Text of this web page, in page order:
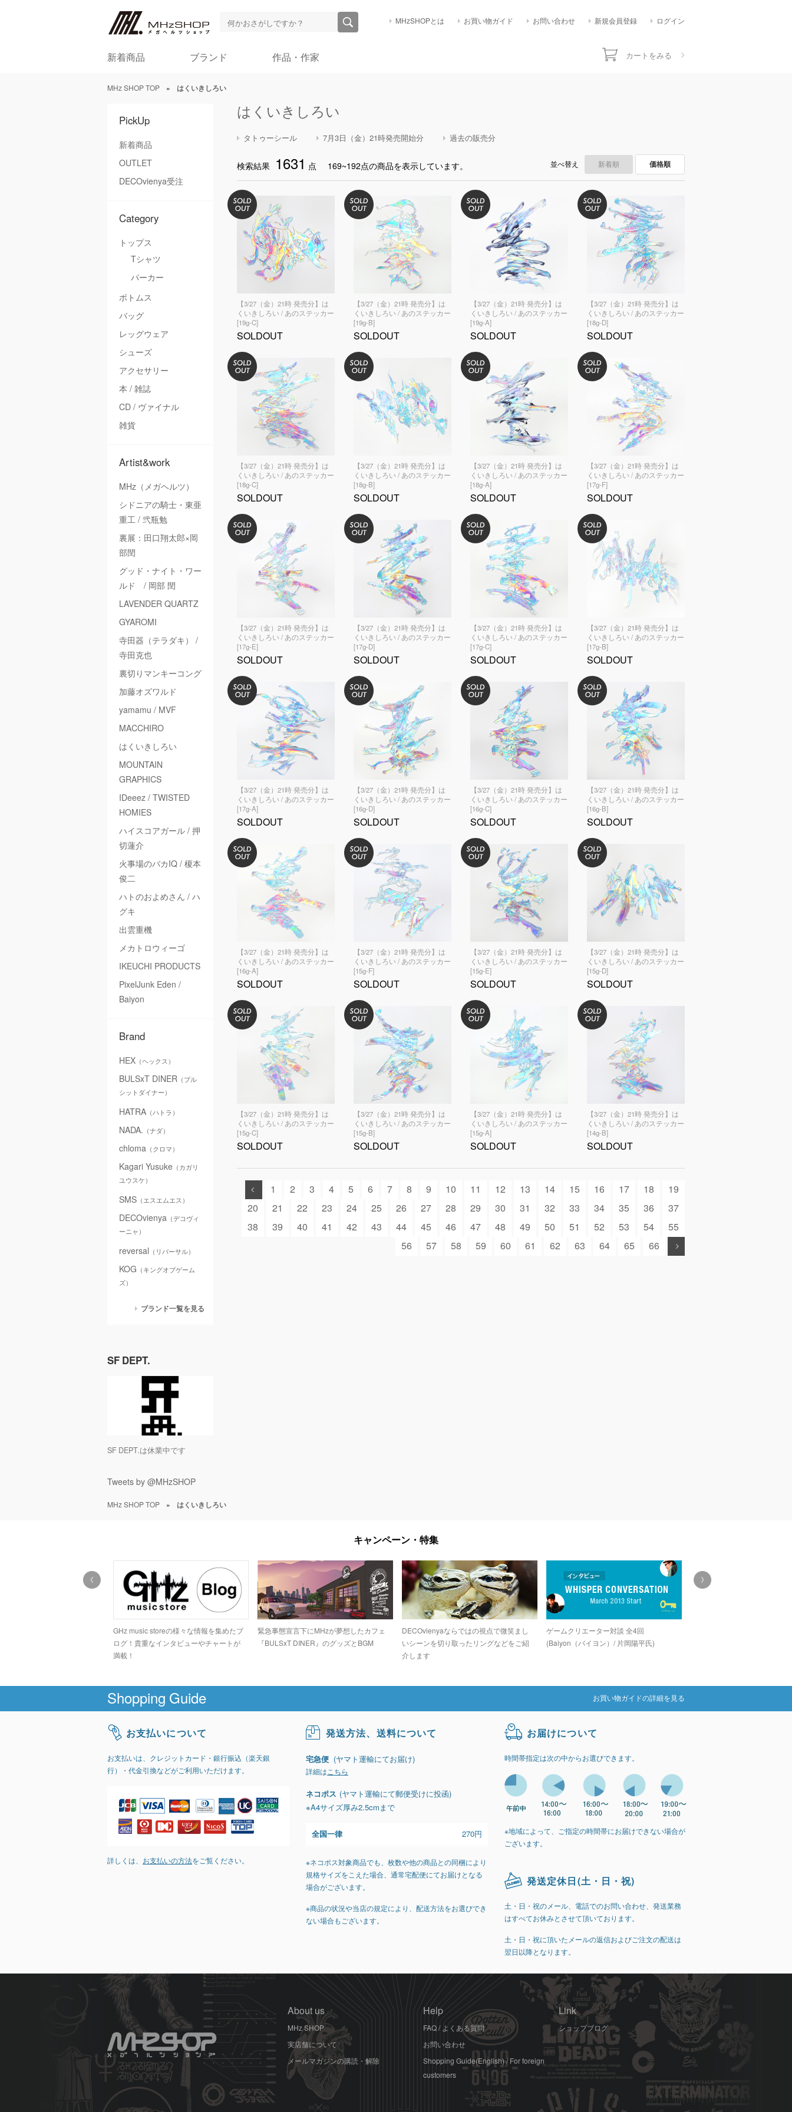
MHzSHOPとは お買い物ガイド お問い合わせ 新規会員登録 ログイン
新着商品 ブランド 作品・作家 カートをみる
MHz SHOP TOP » はくいきしろい
PickUp
新着商品
OUTLET
DECOvienya受注
Category
トップス
Tシャツ
パーカー
ボトムス
バッグ
レッグウェア
シューズ
アクセサリー
本 / 雑誌
CD / ヴァイナル
雑貨
Artist&work
MHz（メガヘルツ）
シドニアの騎士・東亜
重工 / 弐瓶勉
裏展：田口翔太郎×岡
部閏
グッド・ナイト・ワー
ルド / 岡部 閏
LAVENDER QUARTZ
GYAROMI
寺田器（テラダキ） /
寺田克也
裏切りマンキーコング
加藤オズワルド
yamamu / MVF
MACCHIRO
はくいきしろい
MOUNTAIN
GRAPHICS
IDeeez / TWISTED
HOMIES
ハイスコアガール / 押
切蓮介
火事場のバカIQ / 榎本
俊二
ハトのおよめさん / ハ
グキ
出雲重機
メカトロウィーゴ
IKEUCHI PRODUCTS
PixelJunk Eden /
Baiyon
Brand
HEX （ヘックス）
BULSxT DINER （ブル
シットダイナー）
HATRA （ハトラ）
NADA. （ナダ）
chloma （クロマ）
Kagari Yusuke （カガリ
ユウスケ）
SMS （エスエムエス）
DECOvienya （デコヴィ
ーニャ）
reversal （リバーサル）
KOG （キングオブゲーム
ズ）
ブランド一覧を見る
SF DEPT.
SF DEPT.は休業中です
Tweets by @MHzSHOP
はくいきしろい
タトゥーシール 7月3日（金）21時発売開始分 過去の販売分
検索結果 1631 点 169~192点の商品を表示しています。 並べ替え 新着順 価格順
【3/27（金）21時 発売分】は
くいきしろい / あのステッカー
[19g-C]
SOLDOUT
【3/27（金）21時 発売分】は
くいきしろい / あのステッカー
[19g-B]
SOLDOUT
【3/27（金）21時 発売分】は
くいきしろい / あのステッカー
[19g-A]
SOLDOUT
【3/27（金）21時 発売分】は
くいきしろい / あのステッカー
[18g-D]
SOLDOUT
【3/27（金）21時 発売分】は
くいきしろい / あのステッカー
[18g-C]
SOLDOUT
【3/27（金）21時 発売分】は
くいきしろい / あのステッカー
[18g-B]
SOLDOUT
【3/27（金）21時 発売分】は
くいきしろい / あのステッカー
[18g-A]
SOLDOUT
【3/27（金）21時 発売分】は
くいきしろい / あのステッカー
[17g-F]
SOLDOUT
【3/27（金）21時 発売分】は
くいきしろい / あのステッカー
[17g-E]
SOLDOUT
【3/27（金）21時 発売分】は
くいきしろい / あのステッカー
[17g-D]
SOLDOUT
【3/27（金）21時 発売分】は
くいきしろい / あのステッカー
[17g-C]
SOLDOUT
【3/27（金）21時 発売分】は
くいきしろい / あのステッカー
[17g-B]
SOLDOUT
【3/27（金）21時 発売分】は
くいきしろい / あのステッカー
[17g-A]
SOLDOUT
【3/27（金）21時 発売分】は
くいきしろい / あのステッカー
[16g-D]
SOLDOUT
【3/27（金）21時 発売分】は
くいきしろい / あのステッカー
[16g-C]
SOLDOUT
【3/27（金）21時 発売分】は
くいきしろい / あのステッカー
[16g-B]
SOLDOUT
【3/27（金）21時 発売分】は
くいきしろい / あのステッカー
[16g-A]
SOLDOUT
【3/27（金）21時 発売分】は
くいきしろい / あのステッカー
[15g-F]
SOLDOUT
【3/27（金）21時 発売分】は
くいきしろい / あのステッカー
[15g-E]
SOLDOUT
【3/27（金）21時 発売分】は
くいきしろい / あのステッカー
[15g-D]
SOLDOUT
【3/27（金）21時 発売分】は
くいきしろい / あのステッカー
[15g-C]
SOLDOUT
【3/27（金）21時 発売分】は
くいきしろい / あのステッカー
[15g-B]
SOLDOUT
【3/27（金）21時 発売分】は
くいきしろい / あのステッカー
[15g-A]
SOLDOUT
【3/27（金）21時 発売分】は
くいきしろい / あのステッカー
[14g-B]
SOLDOUT
1 2 3 4 5 6 7 8 9 10 11 12 13 14 15 16 17 18
19
20
21 22 23 24 25 26 27 28 29 30 31 32 33 34 35 36
37
38
39 40 41 42 43 44 45 46 47 48 49 50 51 52 53 54
55
56
57 58 59 60 61 62 63 64 65 66
MHz SHOP TOP » はくいきしろい
キャンペーン・特集
GHz music storeの様々な情報を集めたブ
ログ！貴重なインタビューやチャートが
満載！
緊急事態宣言下にMHzが夢想したカフェ
『BULSxT DINER』のグッズとBGM
DECOvienyaならではの視点で微笑まし
いシーンを切り取ったリングなどをご紹
介します
ゲームクリエーター対談 全4回
(Baiyon（バイヨン）/ 片岡陽平氏)
Shopping Guide お買い物ガイドの詳細を見る
お支払いについて
お支払いは、クレジットカード・銀行振込（楽天銀
行）・代金引換などがご利用いただけます。
詳しくは、 お支払いの方法をご覧ください。
発送方法、送料について
宅急便 (ヤマト運輸にてお届け)
詳細は こちら
ネコポス (ヤマト運輸にて郵便受けに投函)
※A4サイズ厚み2.5cmまで
全国一律 270円
※ネコポス対象商品でも、枚数や他の商品との同梱により
規格サイズをこえた場合、通常宅配便にてお届けとなる
場合がございます。
※商品の状況や当店の規定により、配送方法をお選びでき
ない場合もございます。
お届けについて
時間帯指定は次の中からお選びできます。
※地域によって、ご指定の時間帯にお届けできない場合が
ございます。
発送定休日(土・日・祝)
土・日・祝のメール、電話でのお問い合わせ、発送業務
はすべてお休みとさせて頂いております。
土・日・祝に頂いたメールの返信およびご注文の配送は
翌日以降となります。
About us
MHz SHOP
実店舗について
メールマガジンの購読・解除
Help
FAQ / よくある質問
お問い合わせ
Shopping Guide(English) / For foreign
customers
Link
ショップブログ